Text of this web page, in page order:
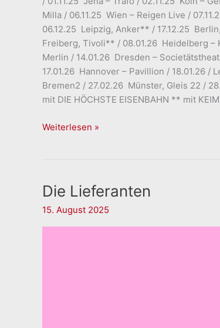
Milla / 06.11.25 Wien – Reigen Live /
06.12.25 Leipzig, Anker** / 17.12.25
Freiberg, Tivoli** / 08.01.26 Heidelberg –
Merlin / 14.01.26 Dresden –
17.01.26 Hannover – Pavillion / 18.01.26
Bremen2 / 27.02.26 Münster, Gleis 22 /
mit DIE HÖCHSTE EISENBAHN ** mit
Hotel
Weiterlesen »
Die Lieferanten
15. August 2025